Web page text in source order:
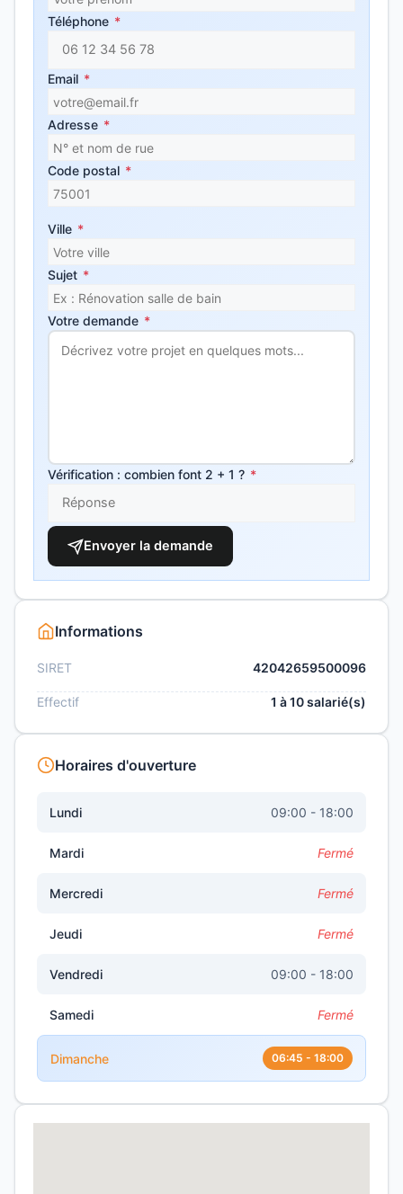
Téléphone *
Email *
Adresse *
Code postal *
Ville *
Sujet *
Votre demande *
Vérification : combien font 2 + 1 ? *
Envoyer la demande
Informations
SIRET 42042659500096
Effectif 1 à 10 salarié(s)
Horaires d'ouverture
Lundi 09:00 - 18:00
Mardi Fermé
Mercredi Fermé
Jeudi Fermé
Vendredi 09:00 - 18:00
Samedi Fermé
Dimanche 06:45 - 18:00